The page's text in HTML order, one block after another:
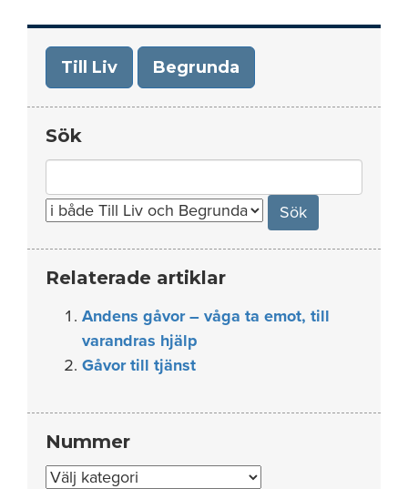
Till Liv Begrunda
Sök
for:
Relaterade artiklar
Andens gåvor – våga ta emot, till
varandras hjälp
Gåvor till tjänst
Nummer
Nummer